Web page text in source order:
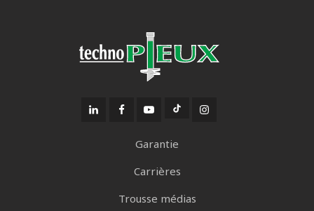
Garantie
Carrières
Trousse médias